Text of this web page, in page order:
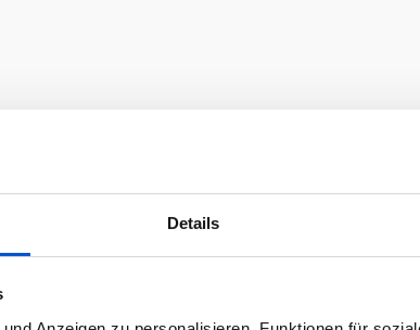
Details